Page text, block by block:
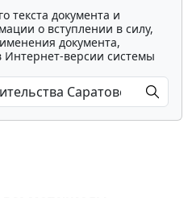
текста документа и
о вступлении в силу,
документа,
Интернет-версии системы